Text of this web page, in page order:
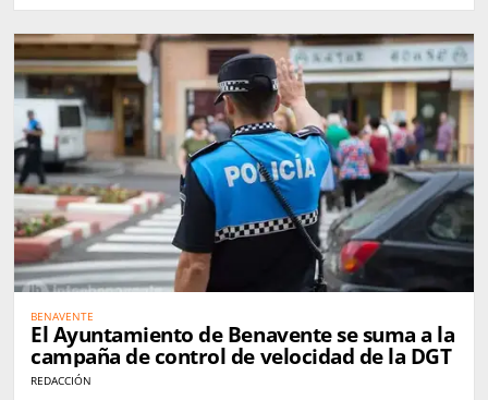
BENAVENTE
El Ayuntamiento de Benavente se suma a la
campaña de control de velocidad de la DGT
REDACCIÓN